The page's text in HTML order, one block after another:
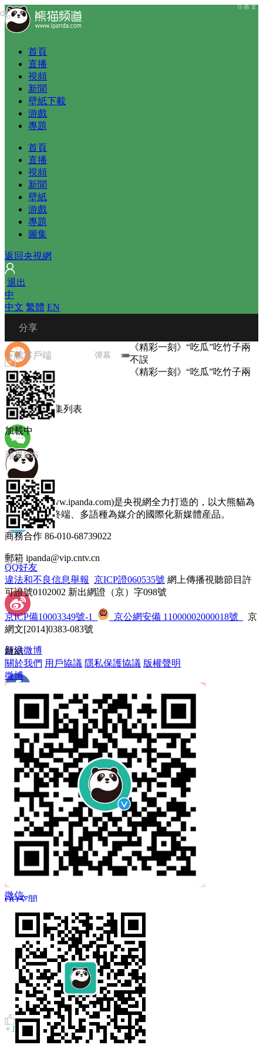
首頁
直播
視頻
新聞
壁紙下載
游戲
專題
首頁
直播
視頻
新聞
壁紙
游戲
專題
圖集
返回央視網
退出
中
中文 繁體 EN
分享
微信朋友圈
微信朋友
QQ好友
新浪微博
Facebook
Twitter
QQ空間
複製鏈結
+1
下載客戶端
蘋果IOS
安卓
彈幕
《精彩一刻》“吃瓜”吃竹子兩
不誤
《精彩一刻》“吃瓜”吃竹子兩
不誤
播放列表
圖文選集 選集列表
加載中
熊貓頻道(www.ipanda.com)是央視網全力打造的，以大熊貓為
主題，以多終端、多語種為媒介的國際化新媒體産品。
商務合作 86-010-68739022
郵箱 ipanda@vip.cntv.cn
違法和不良信息舉報 京ICP證060535號 網上傳播視聽節目許
可證號0102002 新出網證（京）字098號
京ICP備10003349號-1 京公網安備 11000002000018號
京
網文[2014]0383-083號
鏈結
關於我們 用戶協議 隱私保護協議 版權聲明
微博
微信